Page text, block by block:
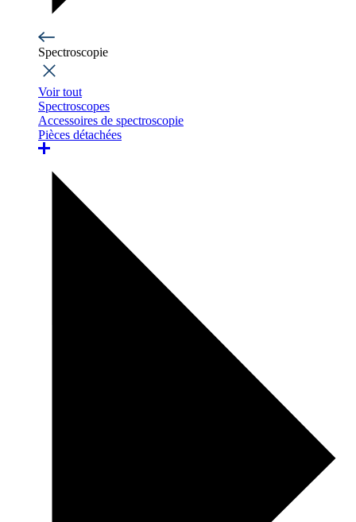
Spectroscopie
Voir tout
Spectroscopes
Accessoires de spectroscopie
Pièces détachées